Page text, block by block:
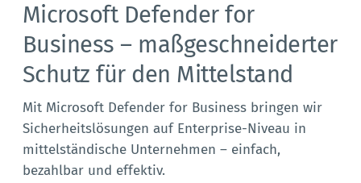
Microsoft Defender for
Business – maßgeschneiderter
Schutz für den Mittelstand
Mit Microsoft Defender for Business bringen wir
Sicherheitslösungen auf Enterprise-Niveau in
mittelständische Unternehmen – einfach,
bezahlbar und effektiv.